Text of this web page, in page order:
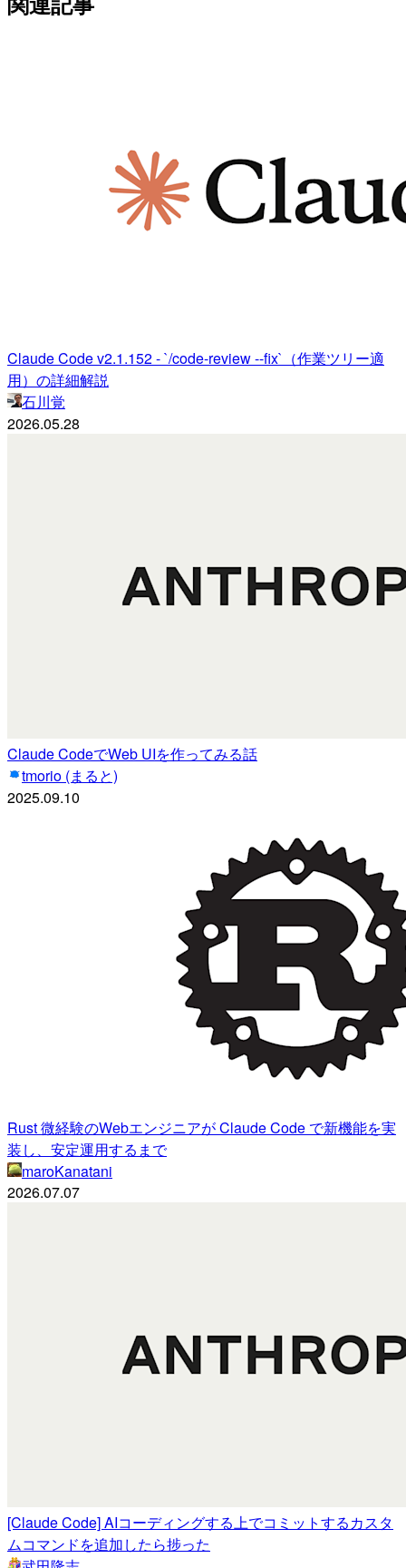
Claude Code v2.1.152 - `/code-review --fix`（作業ツリー適
用）の詳細解説
石川覚
2026.05.28
Claude CodeでWeb UIを作ってみる話
tmorio (まると)
2025.09.10
Rust 微経験のWebエンジニアが Claude Code で新機能を実
装し、安定運用するまで
maroKanatani
2026.07.07
[Claude Code] AIコーディングする上でコミットするカスタ
ムコマンドを追加したら捗った